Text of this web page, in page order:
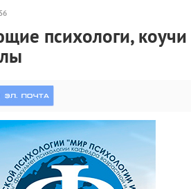
психологи,